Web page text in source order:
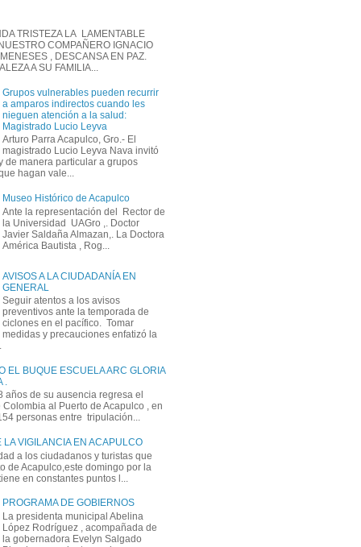
TRISTEZA LA LAMENTABLE
COMPAÑERO IGNACIO
, DESCANSA EN PAZ.
A SU FAMILIA...
Grupos vulnerables pueden recurrir
a amparos indirectos cuando les
nieguen atención a la salud:
Magistrado Lucio Leyva
Arturo Parra Acapulco, Gro.- El
magistrado Lucio Leyva Nava invitó
de manera particular a grupos
hagan vale...
Museo Histórico de Acapulco
Ante la representación del Rector de
la Universidad UAGro ,. Doctor
Javier Saldaña Almazan,. La Doctora
América Bautista , Rog...
AVISOS A LA CIUDADANÍA EN
GENERAL
Seguir atentos a los avisos
preventivos ante la temporada de
ciclones en el pacífico. Tomar
medidas y precauciones enfatizó la
EL BUQUE ESCUELA ARC GLORIA
.
años de su ausencia regresa el
Colombia al Puerto de Acapulco , en
personas entre tripulación...
LA VIGILANCIA EN ACAPULCO
a los ciudadanos y turistas que
de Acapulco,este domingo por la
en constantes puntos l...
PROGRAMA DE GOBIERNOS
La presidenta municipal Abelina
López Rodríguez , acompañada de
la gobernadora Evelyn Salgado